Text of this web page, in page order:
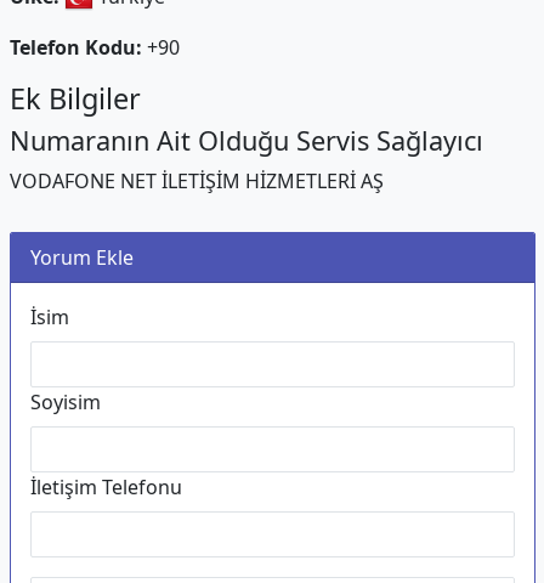
Telefon Kodu: +90
Ek Bilgiler
Numaranın Ait Olduğu Servis Sağlayıcı
VODAFONE NET İLETİŞİM HİZMETLERİ AŞ
Yorum Ekle
İsim
Soyisim
İletişim Telefonu